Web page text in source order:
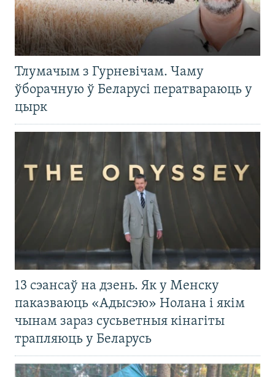
Тлумачым з Гурневічам. Чаму
ўборачную ў Беларусі ператвараюць у
цырк
13 сэансаў на дзень. Як у Менску
паказваюць «Адысэю» Нолана і якім
чынам зараз сусьветныя кінагіты
трапляюць у Беларусь